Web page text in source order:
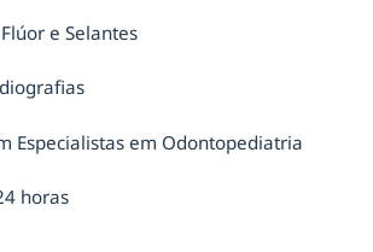
e Selantes
Especialistas em Odontopediatria
horas